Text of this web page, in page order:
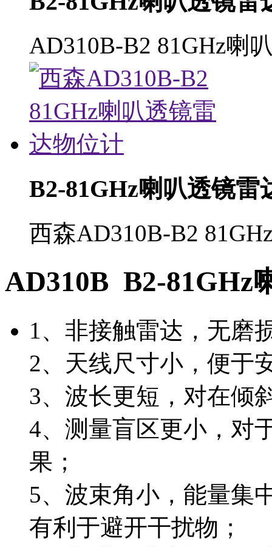
AD310B-B2 81GHz喇
B2-81GHz喇叭透镜雷
西森AD310B-B2
AD310B B2-81GHz
1、非接触雷达，无磨
2、天线尺寸小，便于
3、波长更短，对在倾
4、测量盲区更小，对
果；
5、波束角小，能量集
有利于避开干扰物；